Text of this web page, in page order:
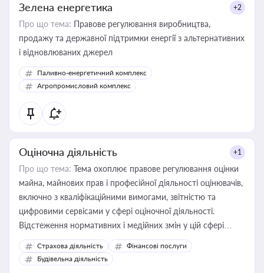
Зелена енергетика +2
Про що тема: Правове регулювання виробництва,
продажу та державної підтримки енергії з альтернативних
і відновлюваних джерел
Паливно-енергетичний комплекс
Агропромисловий комплекс
Оціночна діяльність +1
Про що тема: Тема охоплює правове регулювання оцінки
майна, майнових прав і професійної діяльності оцінювачів,
включно з кваліфікаційними вимогами, звітністю та
цифровими сервісами у сфері оціночної діяльності.
Відстеження нормативних і медійних змін у цій сфері
корисне для власника бізнесу, керівника, юриста або
бухгалтера під час оподаткування, приватизації, оренди
державного майна, корпоративних угод і перевірки
Страхова діяльність
Фінансові послуги
Будівельна діяльність